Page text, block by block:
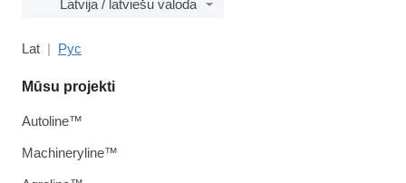
Latvija / latviešu valoda
Lat Рус
Mūsu projekti
Autoline™
Machineryline™